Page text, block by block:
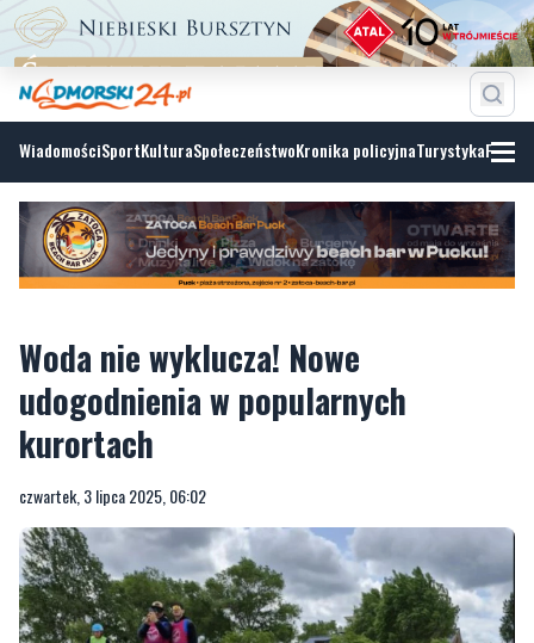
WiadomościSportKulturaSpołeczeństwoKronika policyjnaTurystyka
Woda nie wyklucza! Nowe
kurortach
czwartek, 3 lipca 2025, 06:02